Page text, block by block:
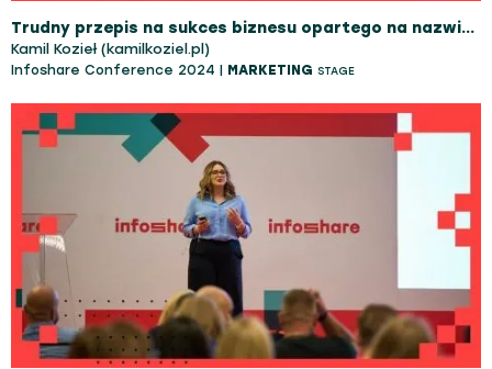
Trudny przepis na sukces biznesu opartego na nazwisku
Kamil Kozieł (kamilkoziel.pl)
Infoshare Conference 2024 | MARKETING STAGE